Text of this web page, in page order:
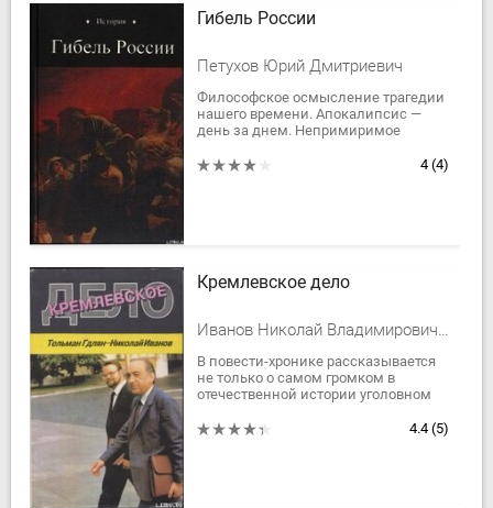
Гибель России
Петухов Юрий Дмитриевич
Философское осмысление трагедии
нашего времени. Апокалипсис —
день за днем. Непримиримое
колониального режима,
4 (4)
Кремлевское дело
Иванов Николай Владимирович, Гдлян Тельман Хоренович
В повести-хронике рассказывается
не только о самом громком в
отечественной истории уголовном
политической "кухне" верхов. Книга
4.4 (5)